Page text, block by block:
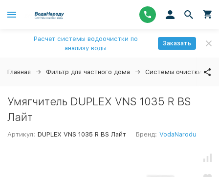
Расчет системы водоочистки по
анализу воды
Заказать
Главная Фильтр для частного дома Системы очистки воды
Умягчитель DUPLEX VNS 1035 R BS
Лайт
Артикул: DUPLEX VNS 1035 R BS Лайт Бренд: VodaNarodu